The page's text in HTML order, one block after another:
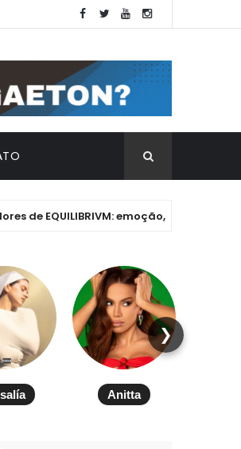
emoção, essência e os
Anitta
❯